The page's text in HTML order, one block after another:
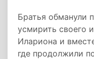
Братья обманули
усмирить своего
Илариона и
где продолжили